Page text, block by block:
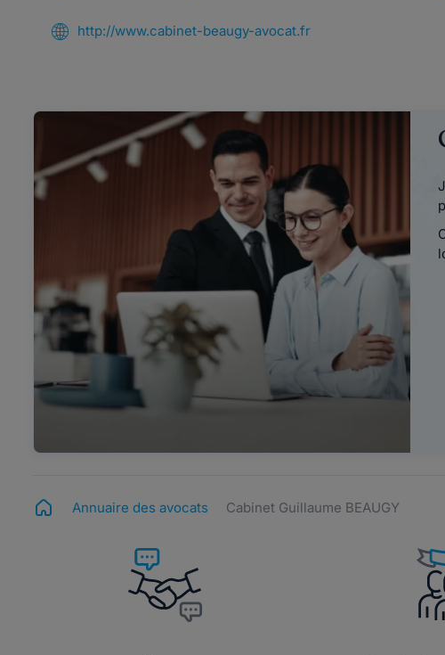
http://www.cabinet-beaugy-avocat.fr
Annuaire des avocats Cabinet Guillaume BEAUGY